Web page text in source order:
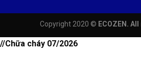
Copyright 2020 © ECOZEN.
//Chữa cháy 07/2026